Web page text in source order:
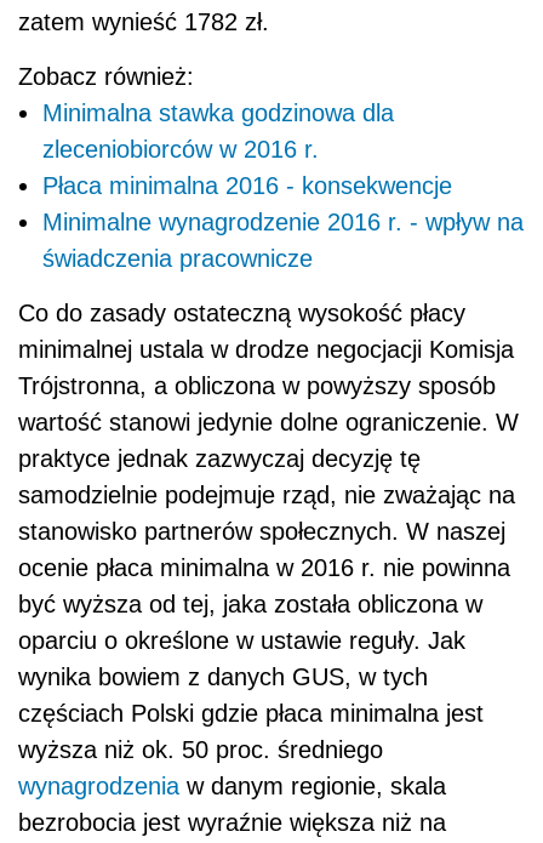
zatem wynieść 1782 zł.
Zobacz również:
Minimalna stawka godzinowa dla
zleceniobiorców w 2016 r.
Płaca minimalna 2016 - konsekwencje
Minimalne wynagrodzenie 2016 r. - wpływ na
świadczenia pracownicze
Co do zasady ostateczną wysokość płacy
minimalnej ustala w drodze negocjacji Komisja
Trójstronna, a obliczona w powyższy sposób
wartość stanowi jedynie dolne ograniczenie. W
praktyce jednak zazwyczaj decyzję tę
samodzielnie podejmuje rząd, nie zważając na
stanowisko partnerów społecznych. W naszej
ocenie płaca minimalna w 2016 r. nie powinna
być wyższa od tej, jaka została obliczona w
oparciu o określone w ustawie reguły. Jak
wynika bowiem z danych GUS, w tych
częściach Polski gdzie płaca minimalna jest
wyższa niż ok. 50 proc. średniego
wynagrodzenia w danym regionie, skala
bezrobocia jest wyraźnie większa niż na